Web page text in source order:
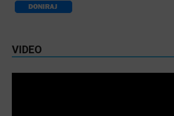
VIDEO